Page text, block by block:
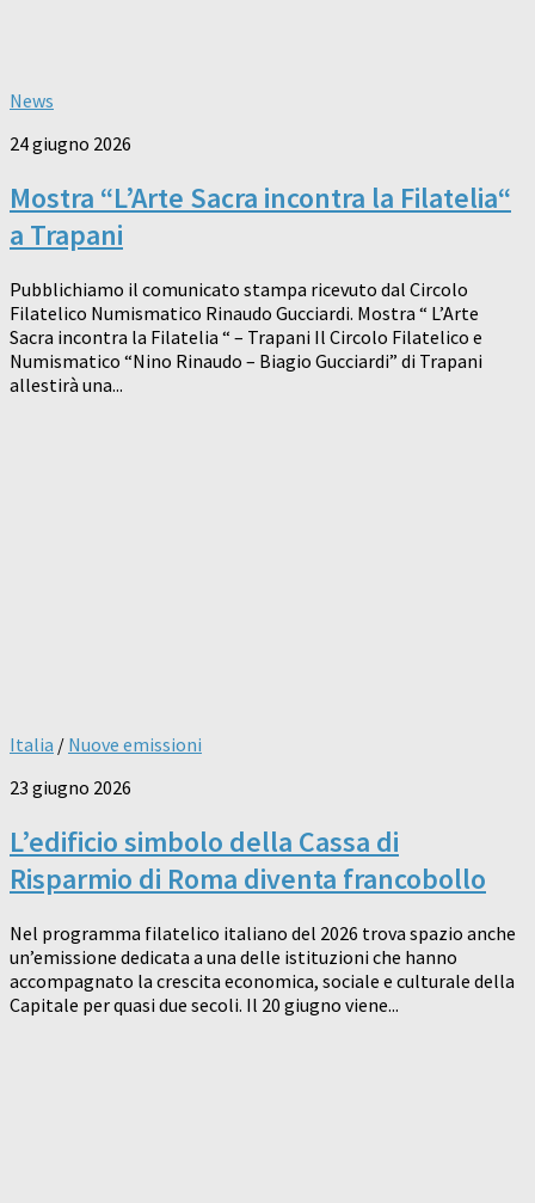
News
24 giugno 2026
Mostra “L’Arte Sacra incontra la Filatelia“
a Trapani
Pubblichiamo il comunicato stampa ricevuto dal Circolo
Filatelico Numismatico Rinaudo Gucciardi. Mostra “ L’Arte
Sacra incontra la Filatelia “ – Trapani Il Circolo Filatelico e
Numismatico “Nino Rinaudo – Biagio Gucciardi” di Trapani
allestirà una...
Italia / Nuove emissioni
23 giugno 2026
L’edificio simbolo della Cassa di
Risparmio di Roma diventa francobollo
Nel programma filatelico italiano del 2026 trova spazio anche
un’emissione dedicata a una delle istituzioni che hanno
accompagnato la crescita economica, sociale e culturale della
Capitale per quasi due secoli. Il 20 giugno viene...